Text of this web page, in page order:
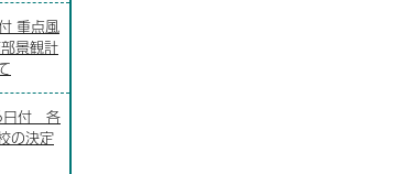
重点風
景観計
日付 各
の決定